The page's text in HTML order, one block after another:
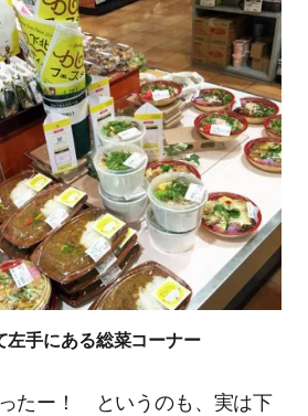
左手にある総菜コーナー
たー！ というのも、実は下